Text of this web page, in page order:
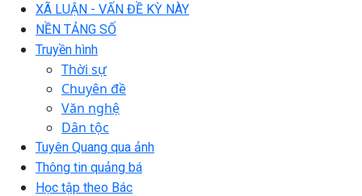
XÃ LUẬN - VẤN ĐỀ KỲ NÀY
NỀN TẢNG SỐ
Truyền hình
Thời sự
Chuyên đề
Văn nghệ
Dân tộc
Tuyên Quang qua ảnh
Thông tin quảng bá
Học tập theo Bác